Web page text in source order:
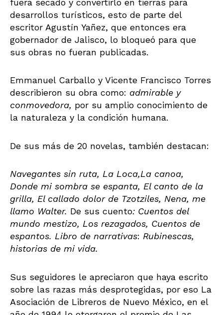
fuera secado y convertirlo en tierras para
desarrollos turísticos, esto de parte del
escritor Agustín Yañez, que entonces era
gobernador de Jalisco, lo bloqueó para que
sus obras no fueran publicadas.
Emmanuel Carballo y Vicente Francisco Torres
describieron su obra como: admirable y
conmovedora, por su amplio conocimiento de
la naturaleza y la condición humana.
De sus más de 20 novelas, también destacan:
Navegantes sin ruta, La Loca,La canoa,
Donde mi sombra se espanta, El canto de la
grilla, El callado dolor de Tzotziles, Nena, me
llamo Walter. De sus cuento: Cuentos del
mundo mestizo, Los rezagados, Cuentos de
espantos. Libro de narrativas: Rubinescas,
historias de mi vida.
Sus seguidores le apreciaron que haya escrito
sobre las razas más desprotegidas, por eso La
Asociación de Libreros de Nuevo México, en el